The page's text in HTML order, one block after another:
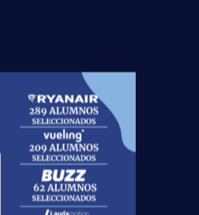
nuestros
Españate
para que consigas
de auxiliar de vuelo es
jóvenes que no
dedicar y buscáis un
ello, ponemos a